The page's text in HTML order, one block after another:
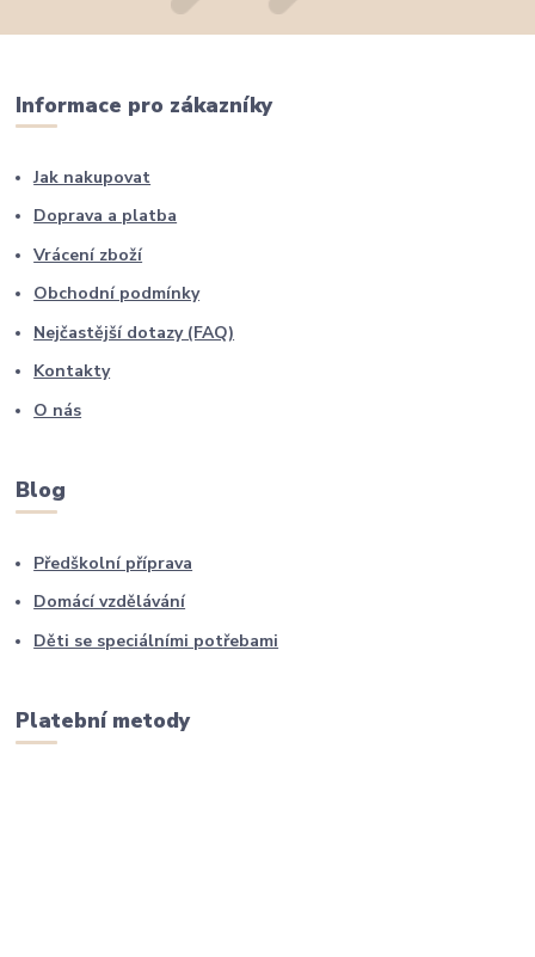
Informace pro zákazníky
Jak nakupovat
Doprava a platba
Vrácení zboží
Obchodní podmínky
Nejčastější dotazy (FAQ)
Kontakty
O nás
Blog
Předškolní příprava
Domácí vzdělávání
Děti se speciálními potřebami
Platební metody